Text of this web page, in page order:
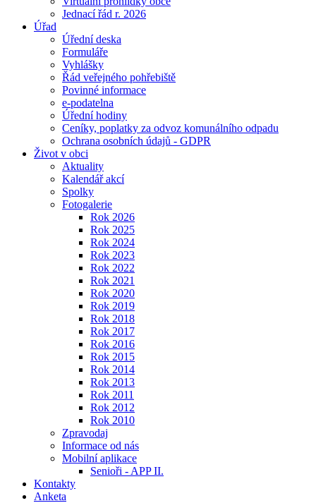
Jednací řád r. 2026
Úřad
Úřední deska
Formuláře
Vyhlášky
Řád veřejného pohřebiště
Povinné informace
e-podatelna
Úřední hodiny
Ceníky, poplatky za odvoz komunálního odpadu
Ochrana osobních údajů - GDPR
Život v obci
Aktuality
Kalendář akcí
Spolky
Fotogalerie
Rok 2026
Rok 2025
Rok 2024
Rok 2023
Rok 2022
Rok 2021
Rok 2020
Rok 2019
Rok 2018
Rok 2017
Rok 2016
Rok 2015
Rok 2014
Rok 2013
Rok 2011
Rok 2012
Rok 2010
Zpravodaj
Informace od nás
Mobilní aplikace
Senioři - APP II.
Kontakty
Anketa